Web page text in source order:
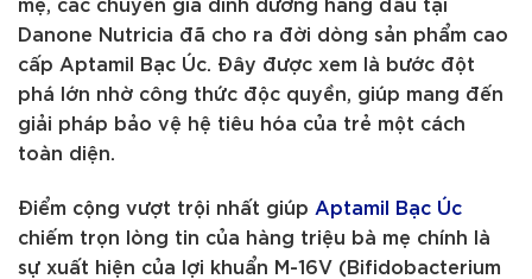
Danone Nutricia đã cho ra đời dòng sản phẩm cao
cấp Aptamil Bạc Úc. Đây được xem là bước đột
phá lớn nhờ công thức độc quyền, giúp mang đến
giải pháp bảo vệ hệ tiêu hóa của trẻ một cách
toàn diện.
Điểm cộng vượt trội nhất giúp Aptamil Bạc Úc
chiếm trọn lòng tin của hàng triệu bà mẹ chính là
sự xuất hiện của lợi khuẩn M-16V (Bifidobacterium